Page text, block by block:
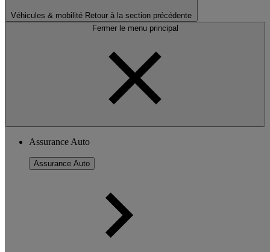
Véhicules & mobilité Retour à la section précédente
Fermer le menu principal
Assurance Auto
Assurance Auto